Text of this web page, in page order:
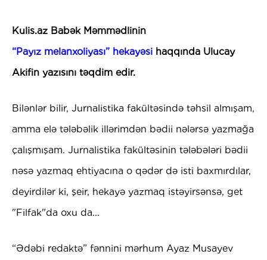
Kulis.az Babək Məmmədlinin
“Payız melanxoliyası” hekayəsi haqqında Ulucay
Akifin yazısını təqdim edir.
Bilənlər bilir, Jurnalistika fakültəsində təhsil almışam,
amma elə tələbəlik illərimdən bədii nələrsə yazmağa
çalışmışam. Jurnalistika fakültəsinin tələbələri bədii
nəsə yazmaq ehtiyacına o qədər də isti baxmırdılar,
deyirdilər ki, şeir, hekayə yazmaq istəyirsənsə, get
"Filfak"da oxu da...
“Ədəbi redaktə” fənnini mərhum Ayaz Musayev